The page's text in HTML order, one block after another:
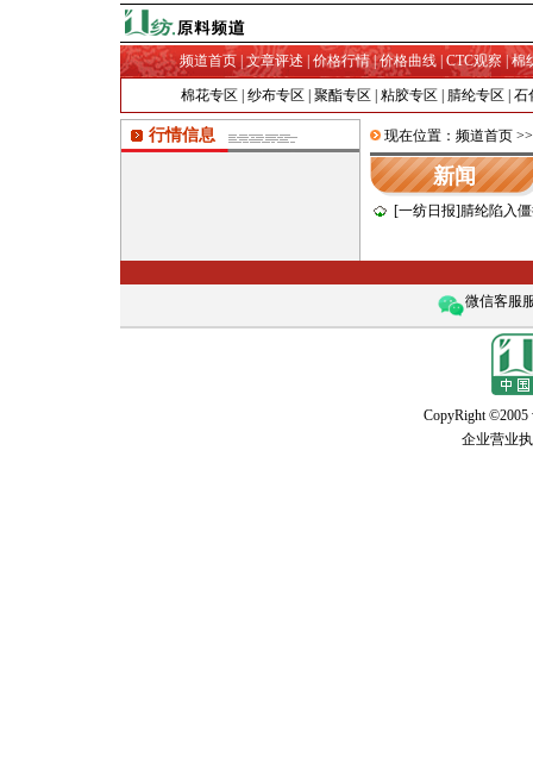
频道首页| 文章评述 价格行情|价格曲线 CTC观察 |棉
棉花专区 纱布专区 聚酯专区 粘胶专区 腈纶专区 石
行情信息 现在位置： 频道首页
新闻
[一纺日报]腈纶陷入
微信客服
CopyRight ©2005
企业营业